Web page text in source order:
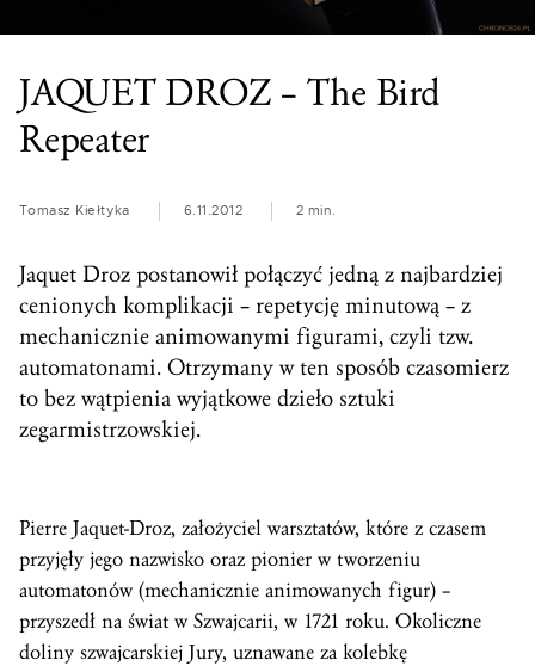
JAQUET DROZ – The Bird
Repeater
Tomasz Kiełtyka 6.11.2012 2 min.
Jaquet Droz postanowił połączyć jedną z najbardziej
cenionych komplikacji – repetycję minutową – z
mechanicznie animowanymi figurami, czyli tzw.
automatonami. Otrzymany w ten sposób czasomierz
to bez wątpienia wyjątkowe dzieło sztuki
zegarmistrzowskiej.
Pierre Jaquet-Droz, założyciel warsztatów, które z czasem
przyjęły jego nazwisko oraz pionier w tworzeniu
automatonów (mechanicznie animowanych figur) –
przyszedł na świat w Szwajcarii, w 1721 roku. Okoliczne
doliny szwajcarskiej Jury, uznawane za kolebkę